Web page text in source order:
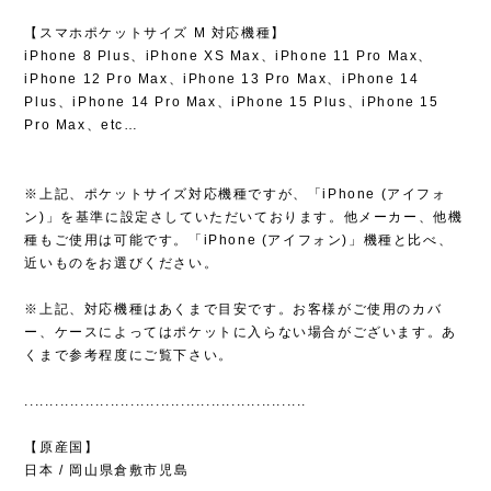
【スマホポケットサイズ M 対応機種】
iPhone 8 Plus、iPhone XS Max、iPhone 11 Pro Max、
iPhone 12 Pro Max、iPhone 13 Pro Max、iPhone 14
Plus、iPhone 14 Pro Max、iPhone 15 Plus、iPhone 15
Pro Max、etc…
※上記、ポケットサイズ対応機種ですが、「iPhone (アイフォ
ン)」を基準に設定さしていただいております。他メーカー、他機
種もご使用は可能です。「iPhone (アイフォン)」機種と比べ、
近いものをお選びください。
※上記、対応機種はあくまで目安です。お客様がご使用のカバ
ー、ケースによってはポケットに入らない場合がございます。あ
くまで参考程度にご覧下さい。
........................................................
【原産国】
日本 / 岡山県倉敷市児島